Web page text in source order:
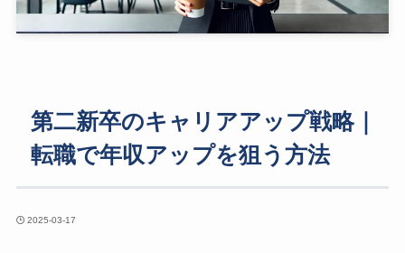
第二新卒のキャリアアップ戦略｜
転職で年収アップを狙う方法
2025-03-17